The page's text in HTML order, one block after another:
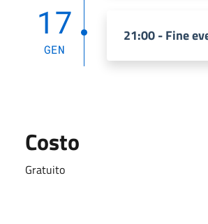
17
GEN
21:00 - Fine
Costo
Gratuito